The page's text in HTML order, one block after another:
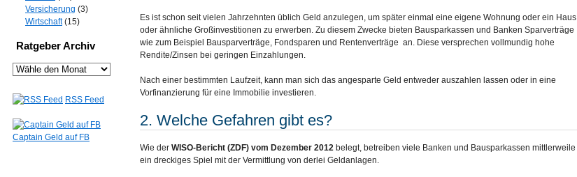
Versicherung (3)
Wirtschaft(15)
Ratgeber Archiv
RSS Feed
Captain Geld auf FB
Es ist schon seit vielen Jahrzehnten üblich Geld anzulegen, um später einmal eine eigene Wohnung oder ein Haus
oder ähnliche Großinvestitionen zu erwerben. Zu diesem Zwecke bieten Bausparkassen und Banken Sparverträge
wie zum Beispiel Bausparverträge, Fondsparen und Rentenverträge an. Diese versprechen vollmundig hohe
Rendite/Zinsen bei geringen Einzahlungen.
Nach einer bestimmten Laufzeit, kann man sich das angesparte Geld entweder auszahlen lassen oder in eine
Vorfinanzierung für eine Immobilie investieren.
2. Welche Gefahren gibt es?
Wie der WISO-Bericht (ZDF) vom Dezember 2012 belegt, betreiben viele Banken und Bausparkassen mittlerweile
ein dreckiges Spiel mit der Vermittlung von derlei Geldanlagen.